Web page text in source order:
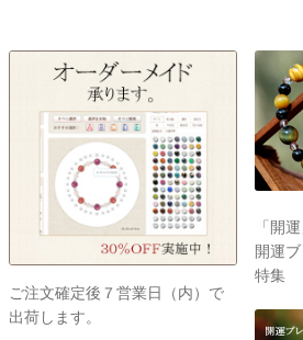
ご注文確定後７営業日（内）で
出荷します。
「開運
開運
特集